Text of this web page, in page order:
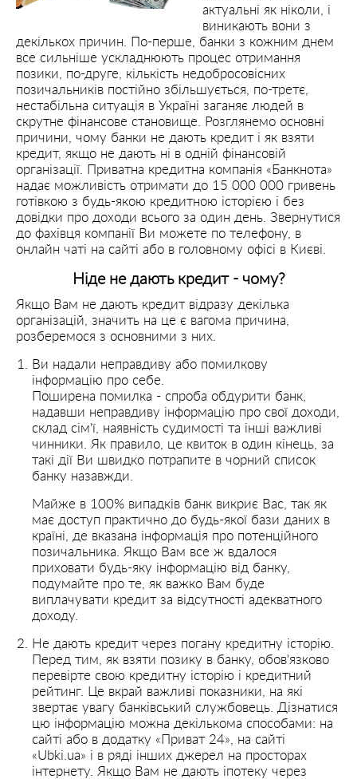
актуальні як ніколи, і
виникають вони з
декількох причин. По-перше, банки з кожним днем
все сильніше ускладнюють процес отримання
позики, по-друге, кількість недобросовісних
позичальників постійно збільшується, по-третє,
нестабільна ситуація в Україні заганяє людей в
скрутне фінансове становище. Розглянемо основні
причини, чому банки не дають кредит і як взяти
кредит, якщо не дають ні в одній фінансовій
організації. Приватна кредитна компанія «Банкнота»
надає можливість отримати до 15 000 000 гривень
готівкою з будь-якою кредитною історією і без
довідки про доходи всього за один день. Звернутися
до фахівця компанії Ви можете по телефону, в
онлайн чаті на сайті або в головному офісі в Києві.
Ніде не дають кредит - чому?
Якщо Вам не дають кредит відразу декілька
організацій, значить на це є вагома причина,
розберемося з основними з них.
Ви надали неправдиву або помилкову
інформацію про себе.
Поширена помилка - спроба обдурити банк,
надавши неправдиву інформацію про свої доходи,
склад сім'ї, наявність судимості та інші важливі
чинники. Як правило, це квиток в один кінець, за
такі дії Ви швидко потрапите в чорний список
банку назавжди.
Майже в 100% випадків банк викриє Вас, так як
має доступ практично до будь-якої бази даних в
країні, де вказана інформація про потенційного
позичальника. Якщо Вам все ж вдалося
приховати будь-яку інформацію від банку,
подумайте про те, як важко Вам буде
виплачувати кредит за відсутності адекватного
доходу.
Не дають кредит через погану кредитну історію.
Перед тим, як взяти позику в банку, обов'язково
перевірте свою кредитну історію і кредитний
рейтинг. Це вкрай важливі показники, на які
звертає увагу банківський службовець. Дізнатися
цю інформацію можна декількома способами: на
сайті або в додатку «Приват 24», на сайті
«Ubki.ua» і в ряді інших джерел на просторах
інтернету. Якщо Вам не дають іпотеку через